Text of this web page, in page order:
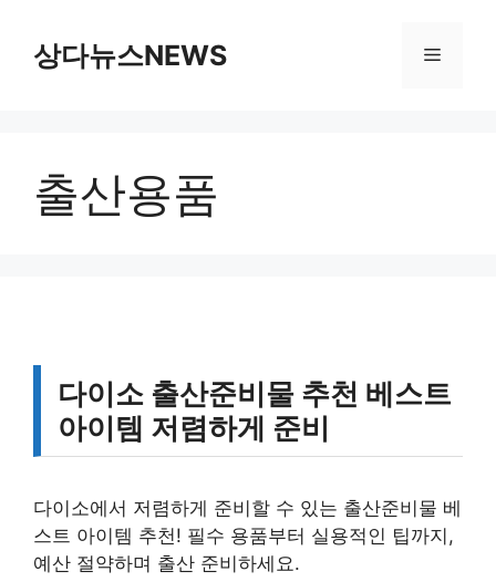
상다뉴스NEWS 메
출산용품
다이소 출산준비물 추천 베스트
아이템 저렴하게 준비
다이소에서 저렴하게 준비할 수 있는 출산준비물 베
스트 아이템 추천! 필수 용품부터 실용적인 팁까지,
예산 절약하며 출산 준비하세요.